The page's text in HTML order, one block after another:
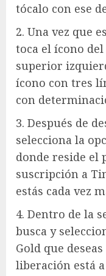
tócalo con ese
2. Una vez que
toca el ícono
superior
ícono con tres
con
3. Después de
selecciona la
donde reside el
suscripción a
estás cada vez
4. Dentro de la
busca y
Gold que
liberación está